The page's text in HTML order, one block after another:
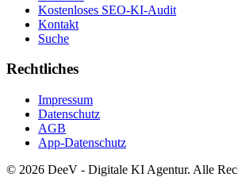
Kostenloses SEO-KI-Audit
Kontakt
Suche
Rechtliches
Impressum
Datenschutz
AGB
App-Datenschutz
© 2026 DeeV - Digitale KI Agentur. Alle